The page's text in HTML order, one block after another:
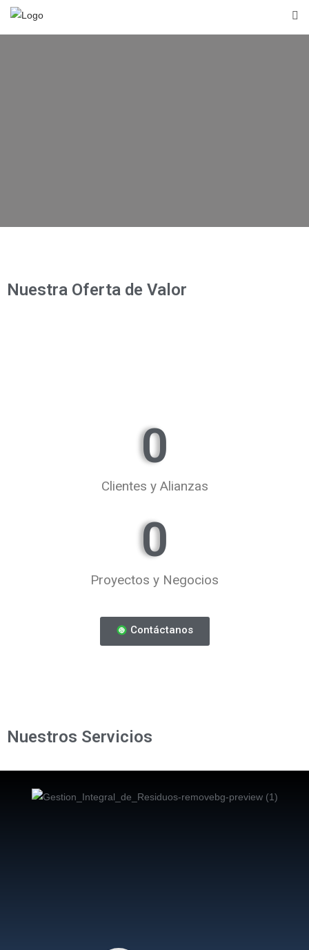
Nuestra Oferta de Valor
Clientes y Alianzas
0
Proyectos y Negocios
0
Contáctanos
Nuestros Servicios